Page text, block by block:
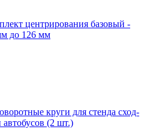
центрирования базовый -
до 126 мм